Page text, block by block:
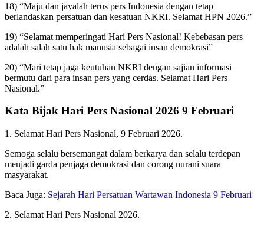
18) “Maju dan jayalah terus pers Indonesia dengan tetap
berlandaskan persatuan dan kesatuan NKRI. Selamat HPN 2026.”
19) “Selamat memperingati Hari Pers Nasional! Kebebasan pers
adalah salah satu hak manusia sebagai insan demokrasi”
20) “Mari tetap jaga keutuhan NKRI dengan sajian informasi
bermutu dari para insan pers yang cerdas. Selamat Hari Pers
Nasional.”
Kata Bijak Hari Pers Nasional 2026 9 Februari
1. Selamat Hari Pers Nasional, 9 Februari 2026.
Semoga selalu bersemangat dalam berkarya dan selalu terdepan
menjadi garda penjaga demokrasi dan corong nurani suara
masyarakat.
Baca Juga: Sejarah Hari Persatuan Wartawan Indonesia 9 Februari
2. Selamat Hari Pers Nasional 2026.